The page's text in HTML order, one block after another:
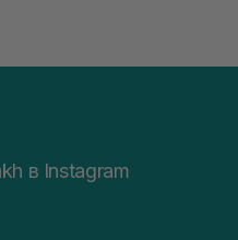
в Instagram